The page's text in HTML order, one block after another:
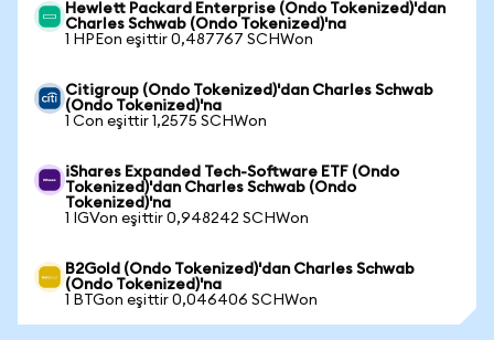
Hewlett Packard Enterprise (Ondo Tokenized)'dan
Charles Schwab (Ondo Tokenized)'na
1 HPEon eşittir 0,487767 SCHWon
Citigroup (Ondo Tokenized)'dan Charles Schwab
(Ondo Tokenized)'na
1 Con eşittir 1,2575 SCHWon
iShares Expanded Tech-Software ETF (Ondo
Tokenized)'dan Charles Schwab (Ondo
Tokenized)'na
1 IGVon eşittir 0,948242 SCHWon
B2Gold (Ondo Tokenized)'dan Charles Schwab
(Ondo Tokenized)'na
1 BTGon eşittir 0,046406 SCHWon